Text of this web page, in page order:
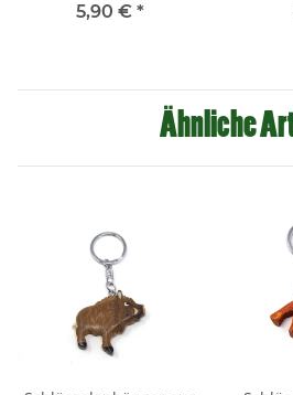
5,90 € *
Ähnliche